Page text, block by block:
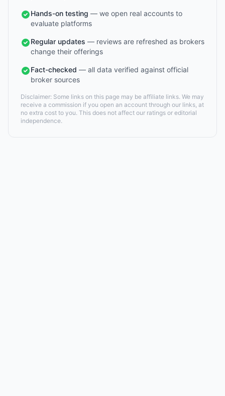
Hands-on testing — we open real accounts to
evaluate platforms
Regular updates — reviews are refreshed as brokers
change their offerings
Fact-checked — all data verified against official
broker sources
Disclaimer: Some links on this page may be affiliate links. We may
receive a commission if you open an account through our links, at
no extra cost to you. This does not affect our ratings or editorial
independence.